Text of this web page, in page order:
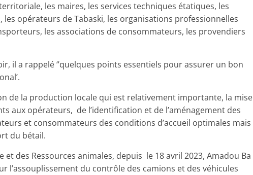
les maires, les services techniques étatiques, les
opérateurs de Tabaski, les organisations professionnelles
les associations de consommateurs, les provendiers
il a rappelé ‘’quelques points essentiels pour assurer un bon
de la production locale qui est relativement importante, la mise
aux opérateurs, de l’identification et de l’aménagement des
et consommateurs des conditions d’accueil optimales mais
du bétail.
et des Ressources animales, depuis le 18 avril 2023, Amadou Ba
l’assouplissement du contrôle des camions et des véhicules